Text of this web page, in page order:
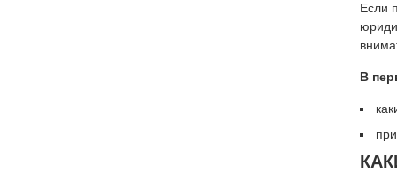
Если
В